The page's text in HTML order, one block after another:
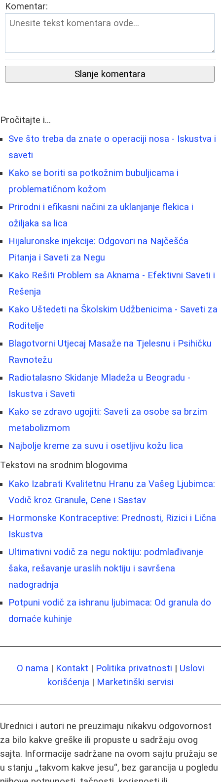
Komentar:
Slanje komentara
Pročitajte i...
Sve što treba da znate o operaciji nosa - Iskustva i
saveti
Kako se boriti sa potkožnim bubuljicama i
problematičnom kožom
Prirodni i efikasni načini za uklanjanje flekica i
ožiljaka sa lica
Hijaluronske injekcije: Odgovori na Najčešća
Pitanja i Saveti za Negu
Kako Rešiti Problem sa Aknama - Efektivni Saveti i
Rešenja
Kako Uštedeti na Školskim Udžbenicima - Saveti za
Roditelje
Blagotvorni Utjecaj Masaže na Tjelesnu i Psihičku
Ravnotežu
Radiotalasno Skidanje Mladeža u Beogradu -
Iskustva i Saveti
Kako se zdravo ugojiti: Saveti za osobe sa brzim
metabolizmom
Najbolje kreme za suvu i osetljivu kožu lica
Tekstovi na srodnim blogovima
Kako Izabrati Kvalitetnu Hranu za Vašeg Ljubimca:
Vodič kroz Granule, Cene i Sastav
Hormonske Kontraceptive: Prednosti, Rizici i Lična
Iskustva
Ultimativni vodič za negu noktiju: podmlađivanje
šaka, rešavanje uraslih noktiju i savršena
nadogradnja
Potpuni vodič za ishranu ljubimaca: Od granula do
domaće kuhinje
O nama | Kontakt | Politika privatnosti | Uslovi
korišćenja | Marketinški servisi
Urednici i autori ne preuzimaju nikakvu odgovornost
za bilo kakve greške ili propuste u sadržaju ovog
sajta. Informacije sadržane na ovom sajtu pružaju se
u stanju „takvom kakve jesu“, bez garancija u pogledu